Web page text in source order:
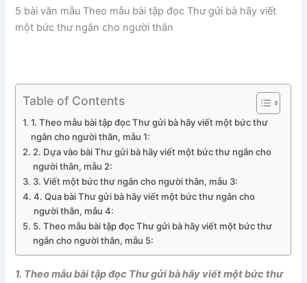
5 bài văn mẫu Theo mẫu bài tập đọc Thư gửi bà hãy viết
một bức thư ngắn cho người thân
Table of Contents
1. Theo mẫu bài tập đọc Thư gửi bà hãy viết một bức thư
ngắn cho người thân, mẫu 1:
2. Dựa vào bài Thư gửi bà hãy viết một bức thư ngắn cho
người thân, mẫu 2:
3. Viết một bức thư ngắn cho người thân, mẫu 3:
4. Qua bài Thư gửi bà hãy viết một bức thư ngắn cho
người thân, mẫu 4:
5. Theo mẫu bài tập đọc Thư gửi bà hãy viết một bức thư
ngắn cho người thân, mẫu 5:
1. Theo mẫu bài tập đọc Thư gửi bà hãy viết một bức thư